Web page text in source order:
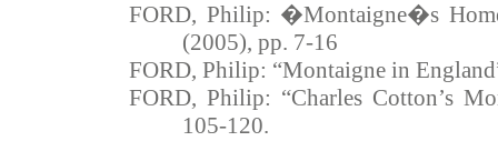
FORD, Philip: �Montaigne�s
(2005), pp. 7-16
FORD, Philip: “Montaigne in
FORD, Philip: “Charles Cotton’s
105-120.